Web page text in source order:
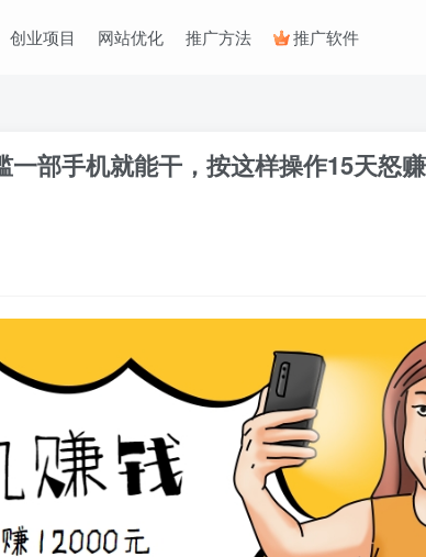
创业项目 网站优化 推广方法 推广软件
一部手机就能干，按这样操作15天怒